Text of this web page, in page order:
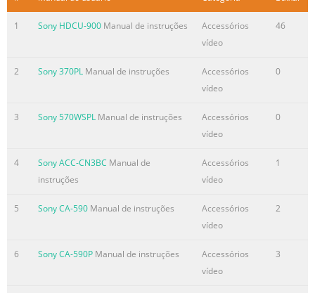
• 512 MB memory card
Features:
deletion
• Compatible with many digital cameras,
1 Sony HDCU-900 Manual de instruções
Accessórios
vídeo
46
2 Sony 370PL Manual de instruções
Accessórios
vídeo
0
3 Sony 570WSPL Manual de instruções
Accessórios
vídeo
0
4 Sony ACC-CN3BC Manual de
instruções
Accessórios
vídeo
1
5 Sony CA-590 Manual de instruções
Accessórios
vídeo
2
6 Sony CA-590P Manual de instruções
Accessórios
vídeo
3